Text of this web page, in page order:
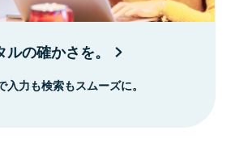
の確かさを。
力も検索もスムーズに。